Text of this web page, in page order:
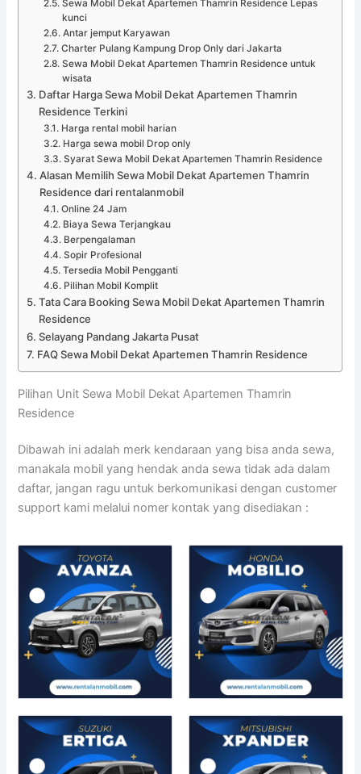
Sewa Mobil Dekat Apartemen Thamrin Residence Lepas
kunci
Antar jemput Karyawan
Charter Pulang Kampung Drop Only dari Jakarta
Sewa Mobil Dekat Apartemen Thamrin Residence untuk
wisata
Daftar Harga Sewa Mobil Dekat Apartemen Thamrin
Residence Terkini
Harga rental mobil harian
Harga sewa mobil Drop only
Syarat Sewa Mobil Dekat Apartemen Thamrin Residence
Alasan Memilih Sewa Mobil Dekat Apartemen Thamrin
Residence dari rentalanmobil
Online 24 Jam
Biaya Sewa Terjangkau
Berpengalaman
Sopir Profesional
Tersedia Mobil Pengganti
Pilihan Mobil Komplit
Tata Cara Booking Sewa Mobil Dekat Apartemen Thamrin
Residence
Selayang Pandang Jakarta Pusat
FAQ Sewa Mobil Dekat Apartemen Thamrin Residence
Pilihan Unit Sewa Mobil Dekat Apartemen Thamrin
Residence
Dibawah ini adalah merk kendaraan yang bisa anda sewa,
manakala mobil yang hendak anda sewa tidak ada dalam
daftar, jangan ragu untuk berkomunikasi dengan customer
support kami melalui nomer kontak yang disediakan :